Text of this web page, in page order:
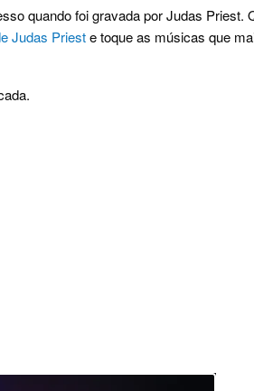
quando foi gravada por Judas Priest.
Judas Prieste toque as músicas que